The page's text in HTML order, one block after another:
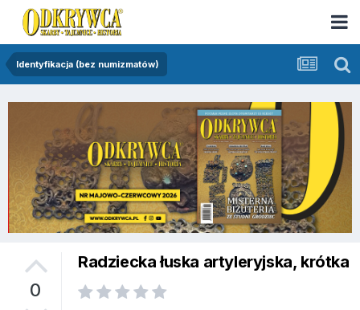
Identyfikacja (bez numizmatów)
0
Radziecka łuska artyleryjska, krótka